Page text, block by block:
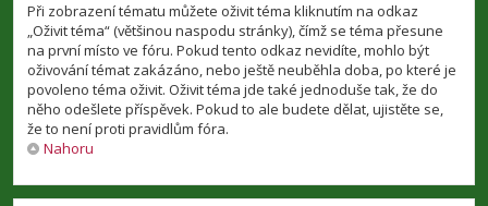
Při zobrazení tématu můžete oživit téma kliknutím na odkaz
„Oživit téma“ (většinou naspodu stránky), čímž se téma přesune
na první místo ve fóru. Pokud tento odkaz nevidíte, mohlo být
oživování témat zakázáno, nebo ještě neuběhla doba, po které je
povoleno téma oživit. Oživit téma jde také jednoduše tak, že do
něho odešlete příspěvek. Pokud to ale budete dělat, ujistěte se,
že to není proti pravidlům fóra.
Nahoru